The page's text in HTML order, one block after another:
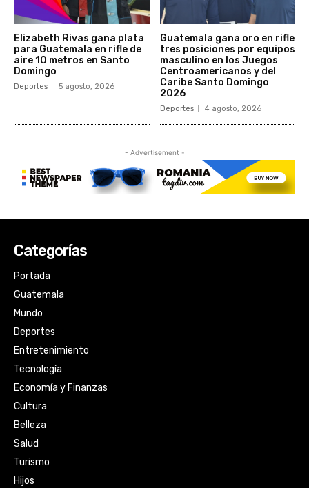
Categorías
Portada
Guatemala
Mundo
Deportes
Entretenimiento
Tecnología
Economía y Finanzas
Cultura
Belleza
Salud
Turismo
Hijos